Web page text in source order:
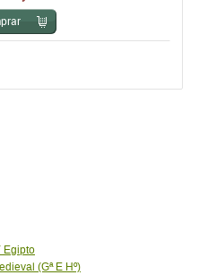
Egipto
(Gª E Hº)